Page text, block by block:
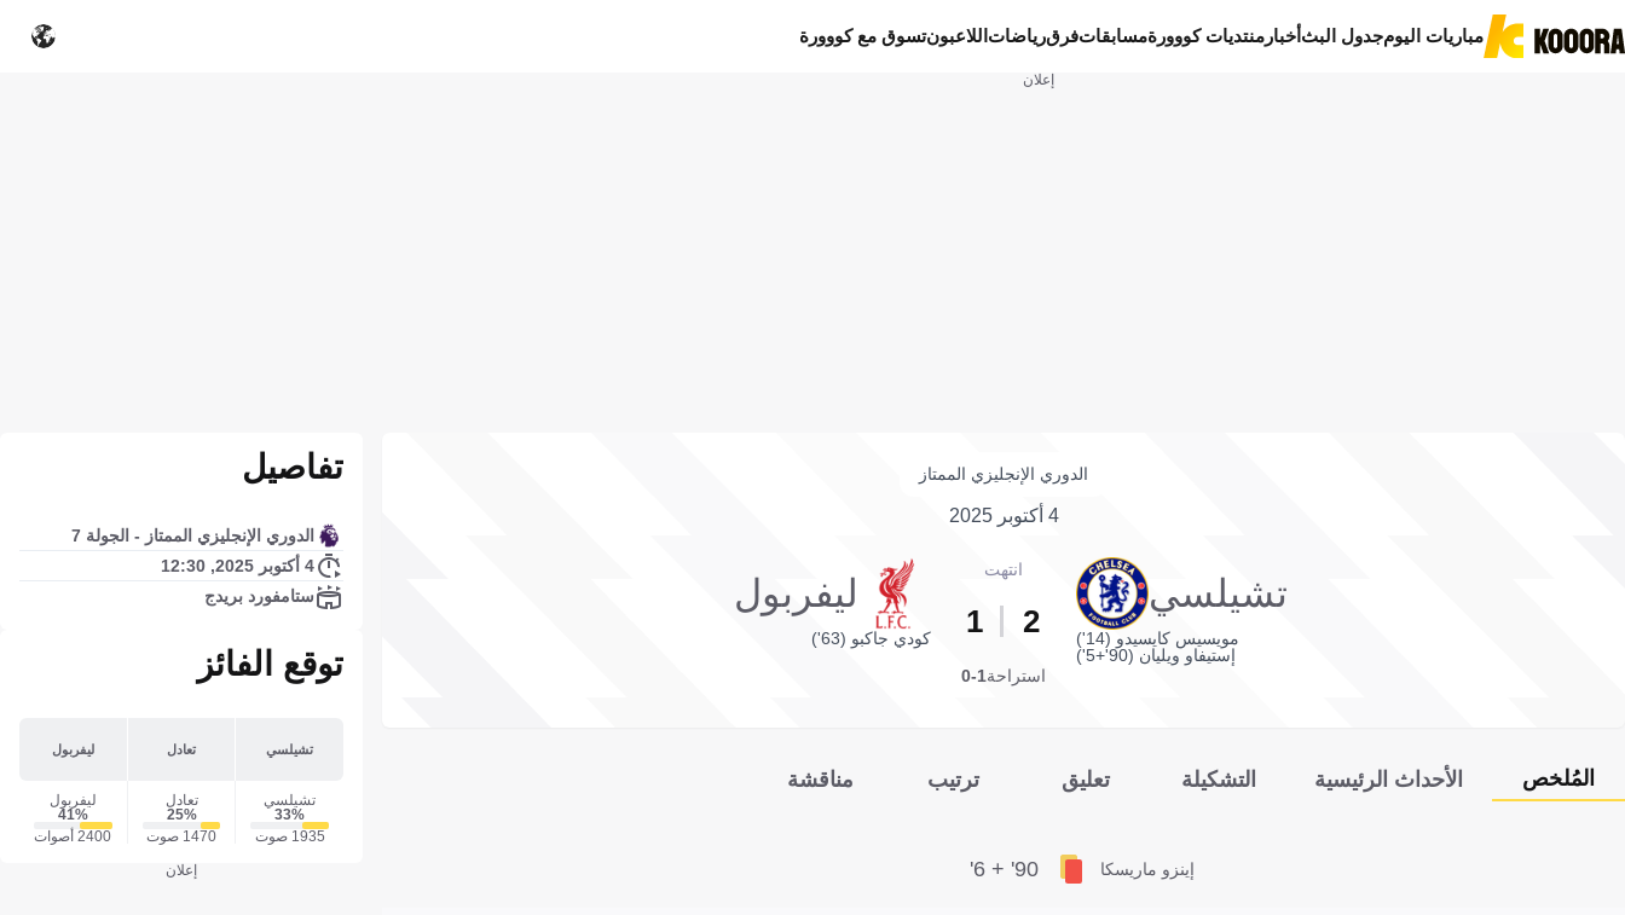
مباريات اليومجدول البثأخبار منتديات كووورةمسابقاتفرقرياضات اللاعبونتسوق مع كووورة
إعلان
الدوري الإنجليزي الممتاز
4 أكتوبر 2025
تشيلسي
مويسيس كايسيدو (14')
إستيفاو ويليان (90'+5')
انتهت
2
1
ليفربول
كودي جاكبو (63')
استراحة1-0
المُلخص الأحداث الرئيسية التشكيلة تعليق ترتيب مناقشة
إينزو ماريسكا 90' + 6'
تفاصيل
الدوري الإنجليزي الممتاز - الجولة 7
4 أكتوبر 2025, 12:30
ستامفورد بريدج
توقع الفائز
تشيلسي تعادل ليفربول
تشيلسي
33‎%‎
1935 صوت
تعادل
25‎%‎
1470 صوت
ليفربول
41‎%‎
2400 أصوات
إعلان